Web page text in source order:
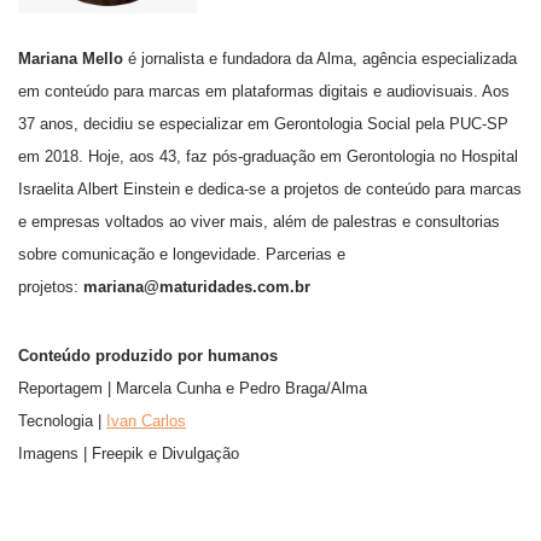
Mariana Mello é jornalista e fundadora da Alma, agência especializada
em conteúdo para marcas em plataformas digitais e audiovisuais. Aos
37 anos, decidiu se especializar em Gerontologia Social pela PUC-SP
em 2018. Hoje, aos 43, faz pós-graduação em Gerontologia no Hospital
Israelita Albert Einstein e dedica-se a projetos de conteúdo para marcas
e empresas voltados ao viver mais, além de palestras e consultorias
sobre comunicação e longevidade. Parcerias e
projetos: mariana@maturidades.com.br
Conteúdo produzido por humanos
Reportagem | Marcela Cunha e Pedro Braga/Alma
Tecnologia |
Ivan Carlos
Imagens | Freepik e Divulgação